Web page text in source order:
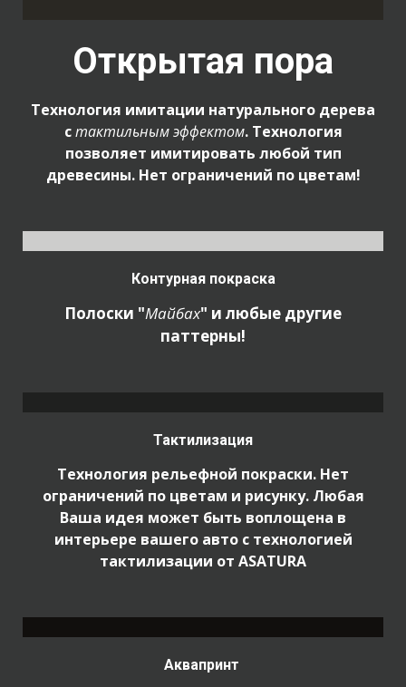
Открытая пора
Технология имитации натурального дерева
стактильным эффектом. Технология
позволяет имитировать любой тип
древесины. Нет ограничений по цветам!
Контурная покраска
Полоски "Майбах" и любые другие
паттерны!
Тактилизация
Технология рельефной покраски. Нет
ограничений по цветам и рисунку. Любая
Ваша идея может быть воплощена в
интерьере вашего авто с технологией
тактилизации от ASATURA
Аквапринт